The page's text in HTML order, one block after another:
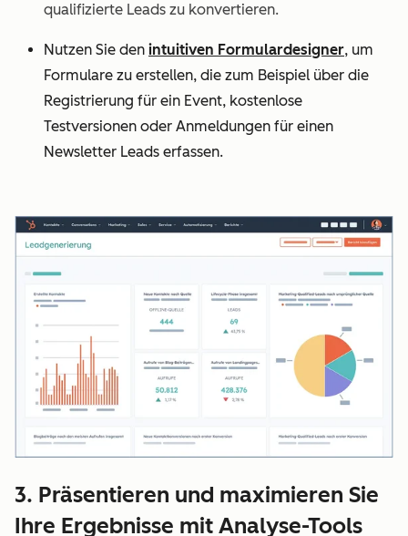
qualifizierte Leads zu konvertieren.
Nutzen Sie den intuitiven Formulardesigner, um
Formulare zu erstellen, die zum Beispiel über die
Registrierung für ein Event, kostenlose
Testversionen oder Anmeldungen für einen
Newsletter Leads erfassen.
3. Präsentieren und maximieren Sie
Ihre Ergebnisse mit Analyse-Tools